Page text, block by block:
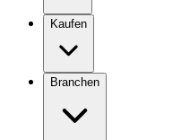
Kaufen
Branchen